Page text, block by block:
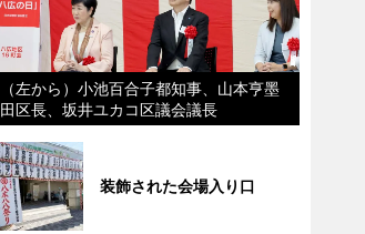
（左から）小池百合子都知事、山本亨墨
田区長、坂井ユカコ区議会議長
装飾された会場入り口